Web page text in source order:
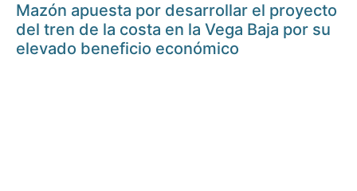
Mazón apuesta por desarrollar el proyecto
del tren de la costa en la Vega Baja por su
elevado beneficio económico